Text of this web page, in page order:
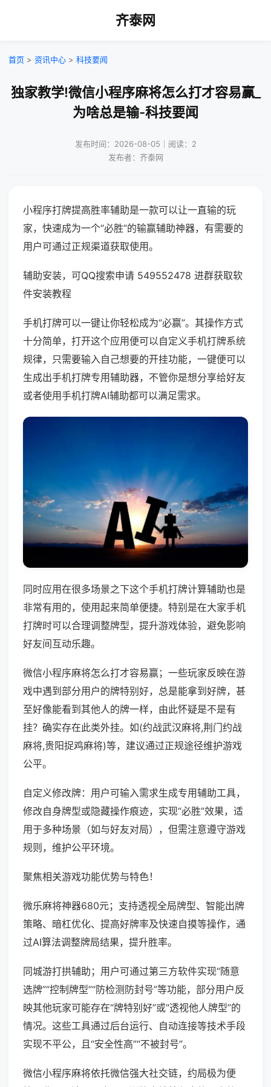
齐泰网
首页 > 资讯中心 > 科技要闻
独家教学!微信小程序麻将怎么打才容易赢_
为啥总是输-科技要闻
发布时间：2026-08-05｜阅读：2
发布者：齐泰网
小程序打牌提高胜率辅助是一款可以让一直输的玩
家，快速成为一个“必胜”的输赢辅助神器，有需要的
用户可通过正规渠道获取使用。
辅助安装，可QQ搜索申请 549552478 进群获取软
件安装教程
手机打牌可以一键让你轻松成为“必赢”。其操作方式
十分简单，打开这个应用便可以自定义手机打牌系统
规律，只需要输入自己想要的开挂功能，一键便可以
生成出手机打牌专用辅助器，不管你是想分享给好友
或者使用手机打牌AI辅助都可以满足需求。
同时应用在很多场景之下这个手机打牌计算辅助也是
非常有用的，使用起来简单便捷。特别是在大家手机
打牌时可以合理调整牌型，提升游戏体验，避免影响
好友间互动乐趣。
微信小程序麻将怎么打才容易赢；一些玩家反映在游
戏中遇到部分用户的牌特别好，总是能拿到好牌，甚
至好像能看到其他人的牌一样，由此怀疑是不是有
挂？确实存在此类外挂。如(约战武汉麻将,荆门约战
麻将,贵阳捉鸡麻将)等，建议通过正规途径维护游戏
公平。
自定义修改牌：用户可输入需求生成专用辅助工具，
修改自身牌型或隐藏操作痕迹，实现“必胜”效果，适
用于多种场景（如与好友对局），但需注意遵守游戏
规则，维护公平环境。
聚焦相关游戏功能优势与特色！
微乐麻将神器680元；支持透视全局牌型、智能出牌
策略、暗杠优化、提高好牌率及快速自摸等操作，通
过AI算法调整牌局结果，提升胜率。
同城游打拱辅助；用户可通过第三方软件实现“随意
选牌”“控制牌型”“防检测防封号”等功能，部分用户反
映其他玩家可能存在“牌特别好”或“透视他人牌型”的
情况。这些工具通过后台运行、自动连接等技术手段
实现不平公，且“安全性高”“不被封号”。
微信小程序麻将依托微信强大社交链，约局极为便